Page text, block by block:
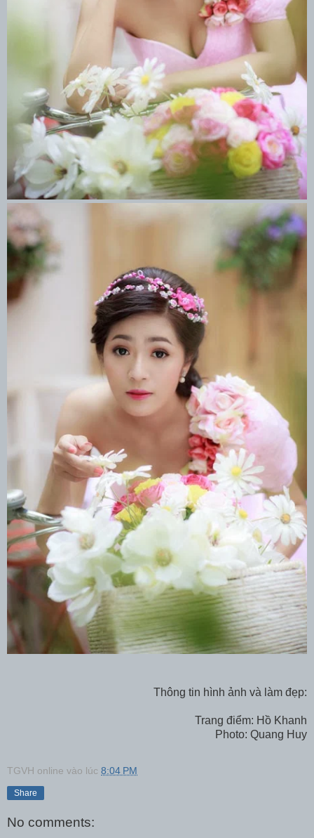
Thông tin hình ảnh và làm đẹp:
Trang điểm: Hồ Khanh
Photo: Quang Huy
TGVH online vào lúc 8:04 PM
Share
No comments: